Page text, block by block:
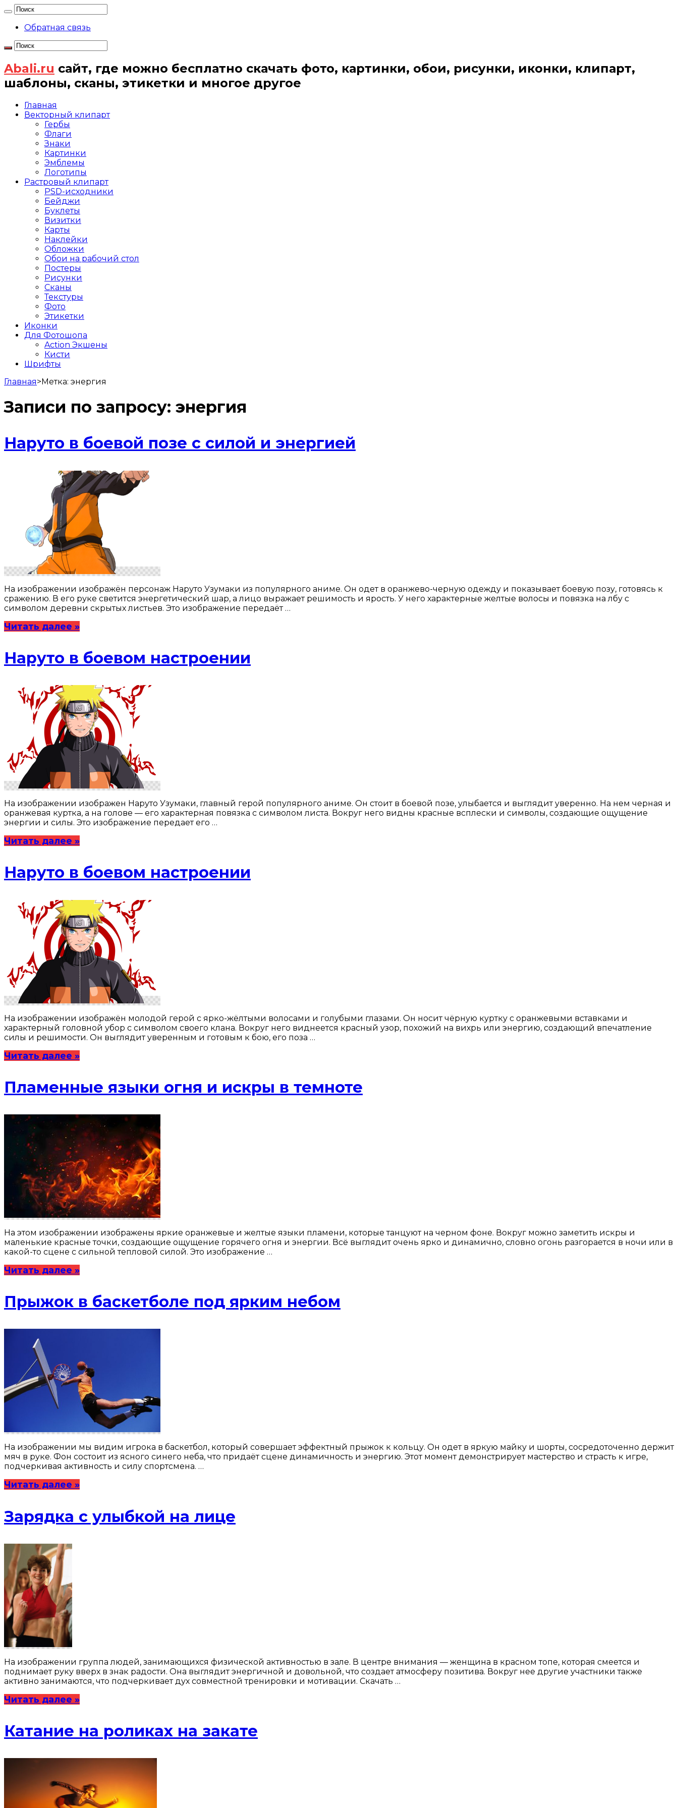
Обратная связь
Abali.ru сайт, где можно бесплатно скачать фото, картинки, обои, рисунки, иконки, клипарт,
шаблоны, сканы, этикетки и многое другое
Главная
Векторный клипарт
Гербы
Флаги
Знаки
Картинки
Эмблемы
Логотипы
Растровый клипарт
PSD-исходники
Бейджи
Буклеты
Визитки
Карты
Наклейки
Обложки
Обои на рабочий стол
Постеры
Рисунки
Сканы
Текстуры
Фото
Этикетки
Иконки
Для Фотошопа
Action Экшены
Кисти
Шрифты
Главная>Метка: энергия
Записи по запросу: энергия
Наруто в боевой позе с силой и энергией
На изображении изображён персонаж Наруто Узумаки из популярного аниме. Он одет в оранжево-черную одежду и показывает боевую позу, готовясь к
сражению. В его руке светится энергетический шар, а лицо выражает решимость и ярость. У него характерные желтые волосы и повязка на лбу с
символом деревни скрытых листьев. Это изображение передаёт …
Читать далее »
Наруто в боевом настроении
На изображении изображен Наруто Узумаки, главный герой популярного аниме. Он стоит в боевой позе, улыбается и выглядит уверенно. На нем черная и
оранжевая куртка, а на голове — его характерная повязка с символом листа. Вокруг него видны красные всплески и символы, создающие ощущение
энергии и силы. Это изображение передает его …
Читать далее »
Наруто в боевом настроении
На изображении изображён молодой герой с ярко-жёлтыми волосами и голубыми глазами. Он носит чёрную куртку с оранжевыми вставками и
характерный головной убор с символом своего клана. Вокруг него виднеется красный узор, похожий на вихрь или энергию, создающий впечатление
силы и решимости. Он выглядит уверенным и готовым к бою, его поза …
Читать далее »
Пламенные языки огня и искры в темноте
На этом изображении изображены яркие оранжевые и желтые языки пламени, которые танцуют на черном фоне. Вокруг можно заметить искры и
маленькие красные точки, создающие ощущение горячего огня и энергии. Всё выглядит очень ярко и динамично, словно огонь разгорается в ночи или в
какой-то сцене с сильной тепловой силой. Это изображение …
Читать далее »
Прыжок в баскетболе под ярким небом
На изображении мы видим игрока в баскетбол, который совершает эффектный прыжок к кольцу. Он одет в яркую майку и шорты, сосредоточенно держит
мяч в руке. Фон состоит из ясного синего неба, что придаёт сцене динамичность и энергию. Этот момент демонстрирует мастерство и страсть к игре,
подчеркивая активность и силу спортсмена. …
Читать далее »
Зарядка с улыбкой на лице
На изображении группа людей, занимающихся физической активностью в зале. В центре внимания — женщина в красном топе, которая смеется и
поднимает руку вверх в знак радости. Она выглядит энергичной и довольной, что создает атмосферу позитива. Вокруг нее другие участники также
активно занимаются, что подчеркивает дух совместной тренировки и мотивации. Скачать …
Читать далее »
Катание на роликах на закате